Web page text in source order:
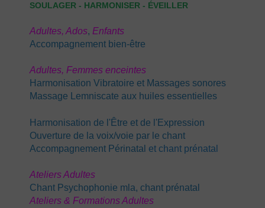
SOULAGER - HARMONISER - ÉVEILLER
Adultes, Ados, Enfants
Accompagnement bien-être
Adultes, Femmes enceintes
Harmonisation Vibratoire et Massages sonores
Massage Lemniscate aux huiles essentielles
Harmonisation de l'Être et de l'Expression
Ouverture de la voix/voie par le chant
Accompagnement Périnatal et chant prénatal
Ateliers Adultes
Chant Psychophonie mla, chant prénatal
Ateliers & Formations Adultes